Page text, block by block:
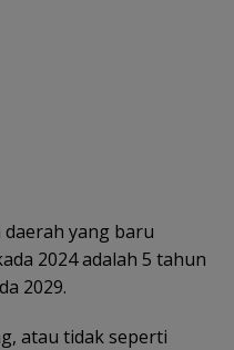
daerah yang baru
2024 adalah 5 tahun
2029.
atau tidak seperti